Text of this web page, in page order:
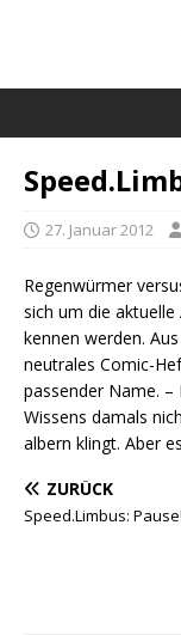
27. Januar 2012
Regenwürmer
sich um die aktuelle
kennen werden.
neutrales Comic-
passender Name. –
Wissens damals
albern klingt. Aber
ZURÜCK
Speed.Limbus: Pause!